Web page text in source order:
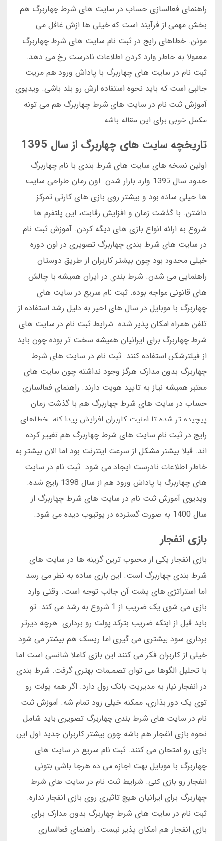
راهنمای فعالسازی حساب در سایت های شرط چهاربرگ هم
بخش مهمی از فرآیند است که خیلی ها ازش غافل می
مونن. خطاهای رایج در ثبت نام سایت های شرط چهاربرگ
معمولا به خاطر وارد کردن اطلاعات نادرست رخ می دهد.
ثبت نام در سایت های چهاربرگ با پاداش ورود هم مزیت
جالبی است که باید نحوه استفاده ازش رو بلد باشی. ویدیوی
آموزش ثبت نام در سایت های شرط چهاربرگ هم می تونه
مکمل خوبی برای این مقاله باشه.
تاریخچه سایت های چهاربرگ از سال 1395
اولین نسخه های سایت های شرط بندی با نام چهاربرگ
حدود سال 1395 وارد بازار شدن. اون زمان طراحی سایت
ها خیلی ساده بود و بیشتر روی بازی های کارتی تمرکز
داشتن. با گذشت زمان و افزایش رقابت، این پلتفرم ها
شروع به ارائه انواع بازی های دیگه کردن. آموزش ثبت نام
در سایت های شرط بندی چهاربرگ تصویری در اون دوره
خیلی محدود بود چون بیشتر کاربران از طریق دوستان
راهنمایی می شدن. شرط بندی در ایران همیشه با چالش
های قانونی مواجه بوده. ثبت نام سریع در سایت های
چهاربرگ با موبایل در سال های اخیر به دلیل رشد استفاده از
تلفن همراه امکان پذیر شده. شرایط ثبت نام در سایت های
شرط چهاربرگ برای ایرانیان همیشه سخت تر بوده چون باید
از فیلترشکن استفاده کنند. ثبت نام در سایت های شرط
چهاربرگ بدون مدارک هرگز وجود نداشته چون سایت های
معتبر همیشه نیاز به تایید هویت دارند. راهنمای فعالسازی
حساب در سایت های شرط چهاربرگ هم با گذشت زمان
پیچیده تر شده تا امنیت کاربران افزایش پیدا کنه. خطاهای
رایج در ثبت نام سایت های شرط چهاربرگ هم تغییر کرده
اند. قبلا بیشتر مشکل از سرعت اینترنت بود اما الان بیشتر به
خاطر اطلاعات نادرست ایجاد می شود. ثبت نام در سایت
های چهاربرگ با پاداش ورود هم از سال 1398 رایج شده.
ویدیوی آموزش ثبت نام در سایت های شرط چهاربرگ از
سال 1400 به صورت گسترده در یوتیوب دیده می شود.
بازی انفجار
بازی انفجار یکی از محبوب ترین گزینه ها در سایت های
شرط بندی چهاربرگ است. این بازی ساده به نظر می رسد
اما استراتژی های پشت آن جالب توجه است. وقتی وارد
بازی می شوی یک ضریب از 1 شروع به رشد می کند. تو
باید قبل از اینکه ضریب بترکد پولت رو برداری. هرچه دیرتر
برداری سود بیشتری می گیری اما ریسک هم بیشتر می شود.
خیلی از کاربران فکر می کنند این بازی کاملا شانسی است اما
با تحلیل الگوها می توان تصمیمات بهتری گرفت. شرط بندی
در انفجار نیاز به مدیریت بانک رول دارد. اگر همه پولت رو
توی یک دور بذاری، ممکنه خیلی زود تمام شه. آموزش ثبت
نام در سایت های شرط بندی چهاربرگ تصویری باید شامل
نحوه بازی انفجار هم باشه چون بیشتر کاربران جدید اول این
بازی رو امتحان می کنند. ثبت نام سریع در سایت های
چهاربرگ با موبایل بهت اجازه می ده هرجا باشی بتونی
انفجار رو بازی کنی. شرایط ثبت نام در سایت های شرط
چهاربرگ برای ایرانیان هیچ تاثیری روی بازی انفجار نداره.
ثبت نام در سایت های شرط چهاربرگ بدون مدارک برای
بازی انفجار هم امکان پذیر نیست. راهنمای فعالسازی